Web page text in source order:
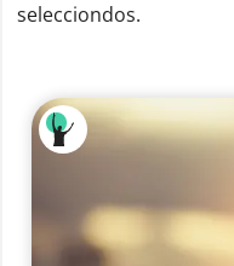
selecciondos.